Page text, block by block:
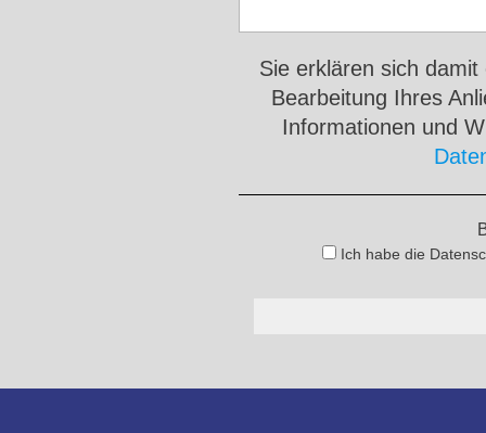
Sie erklären sich
Bearbeitung Ihres
Informationen und
Ich habe die